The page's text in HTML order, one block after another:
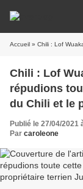
Accueil » Chili : Lof Wuakanilawe
Chili : Lof
répudions
du Chili et le
Canobi
Publié le 27/04/2021
Par caroleone